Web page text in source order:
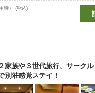
時） (税込)
家族や３世代旅行、サーク
別荘感覚ステイ！